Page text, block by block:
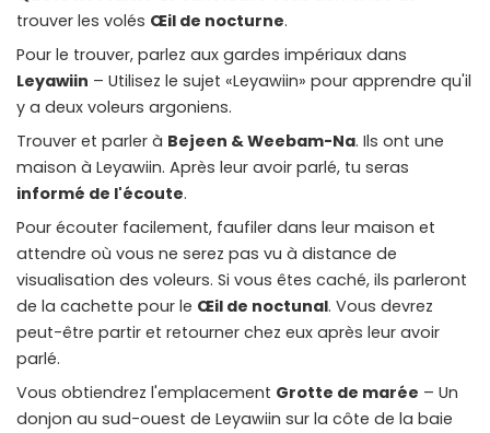
Join gamers worldwide and get real-time alerts
trouver les volés Œil de nocturne.
Pour le trouver, parlez aux gardes impériaux dans
Leyawiin – Utilisez le sujet «Leyawiin» pour apprendre qu'il
y a deux voleurs argoniens.
Trouver et parler à Bejeen & Weebam-Na. Ils ont une
maison à Leyawiin. Après leur avoir parlé, tu seras
informé de l'écoute.
Pour écouter facilement, faufiler dans leur maison et
attendre où vous ne serez pas vu à distance de
visualisation des voleurs. Si vous êtes caché, ils parleront
de la cachette pour le Œil de noctunal. Vous devrez
peut-être partir et retourner chez eux après leur avoir
parlé.
Vous obtiendrez l'emplacement Grotte de marée – Un
donjon au sud-ouest de Leyawiin sur la côte de la baie